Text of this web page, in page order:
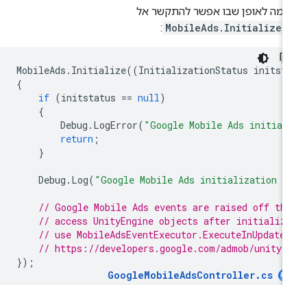
לאופן שבו אפשר להתקשר אל
:
MobileAds.Initialize((InitializationStatus
if (initstatus == null
Debug.LogError("Google Mobile Ads
return
Debug.Log("Google Mobile Ads initialization
// Google Mobile Ads events are raised off
// access UnityEngine objects after
// use
// https://developers.google.com/admob/unity/
GoogleMobileAdsController. cs